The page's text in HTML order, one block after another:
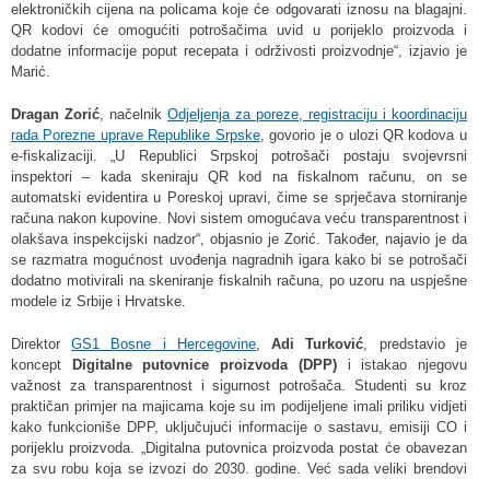
elektroničkih cijena na policama koje će odgovarati iznosu na blagajni.
QR kodovi će omogućiti potrošačima uvid u porijeklo proizvoda i
dodatne informacije poput recepata i održivosti proizvodnje“, izjavio je
Marić.
Dragan Zorić, načelnik Odjeljenja za poreze, registraciju i koordinaciju
rada Porezne uprave Republike Srpske, govorio je o ulozi QR kodova u
e-fiskalizaciji. „U Republici Srpskoj potrošači postaju svojevrsni
inspektori – kada skeniraju QR kod na fiskalnom računu, on se
automatski evidentira u Poreskoj upravi, čime se sprječava storniranje
računa nakon kupovine. Novi sistem omogućava veću transparentnost i
olakšava inspekcijski nadzor“, objasnio je Zorić. Također, najavio je da
se razmatra mogućnost uvođenja nagradnih igara kako bi se potrošači
dodatno motivirali na skeniranje fiskalnih računa, po uzoru na uspješne
modele iz Srbije i Hrvatske.
DirektorGS1 Bosne i Hercegovine,Adi Turković, predstavio je
koncept
Digitalne putovnice proizvoda (DPP)i istakao njegovu
važnost za transparentnost i sigurnost potrošača. Studenti su kroz
praktičan primjer na majicama koje su im podijeljene imali priliku vidjeti
kako funkcioniše DPP, uključujući informacije o sastavu, emisiji CO i
porijeklu proizvoda. „Digitalna putovnica proizvoda postat će obavezan
za svu robu koja se izvozi do 2030. godine. Već sada veliki brendovi